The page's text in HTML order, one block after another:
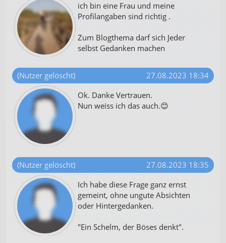
ich bin eine Frau und meine
Profilangaben sind richtig .
Zum Blogthema darf sich Jeder
selbst Gedanken machen
(Nutzer gelöscht)
27.08.2023 18:34
Ok. Danke Vertrauen.
Nun weiss ich das auch.😊
(Nutzer gelöscht)
27.08.2023 18:35
Ich habe diese Frage ganz ernst
gemeint, ohne ungute Absichten
oder Hintergedanken.
"Ein Schelm, der Böses denkt".